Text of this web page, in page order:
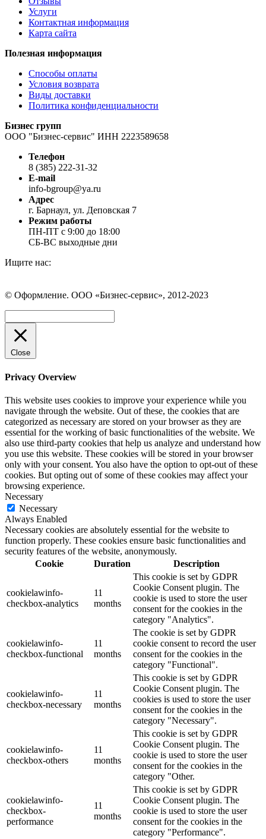
Услуги
Контактная информация
Карта сайта
Полезная информация
Способы оплаты
Условия возврата
Виды доставки
Политика конфиденциальности
Бизнес групп
ООО "Бизнес-сервис" ИНН 2223589658
Телефон
8 (385) 222-31-32
E-mail
info-bgroup@ya.ru
Адрес
г. Барнаул, ул. Деповская 7
Режим работы
ПН-ПТ с 9:00 до 18:00
СБ-ВС выходные дни
Ищите нас:
Вконтакте
открывается
в
новом
окне
WhatsApp
открывается
в
новом
окне
Telegram
открывается
в
новом
окне
© Оформление. ООО «Бизнес-сервис», 2012-2023
Close
Privacy Overview
This website uses cookies to improve your experience while you
navigate through the website. Out of these, the cookies that are
categorized as necessary are stored on your browser as they are
essential for the working of basic functionalities of the website. We
also use third-party cookies that help us analyze and understand how
you use this website. These cookies will be stored in your browser
only with your consent. You also have the option to opt-out of these
cookies. But opting out of some of these cookies may affect your
browsing experience.
Necessary
Necessary
Always Enabled
Necessary cookies are absolutely essential for the website to
function properly. These cookies ensure basic functionalities and
security features of the website, anonymously.
Cookie
Duration Description
cookielawinfo-
checkbox-analytics
11
months
This cookie is set by GDPR
Cookie Consent plugin. The
cookie is used to store the user
consent for the cookies in the
category "Analytics".
cookielawinfo-
checkbox-functional
11
months
The cookie is set by GDPR
cookie consent to record the user
consent for the cookies in the
category "Functional".
cookielawinfo-
checkbox-necessary
11
months
This cookie is set by GDPR
Cookie Consent plugin. The
cookies is used to store the user
consent for the cookies in the
category "Necessary".
cookielawinfo-
checkbox-others
11
months
This cookie is set by GDPR
Cookie Consent plugin. The
cookie is used to store the user
consent for the cookies in the
category "Other.
cookielawinfo-
checkbox-
performance
11
months
This cookie is set by GDPR
Cookie Consent plugin. The
cookie is used to store the user
consent for the cookies in the
category "Performance".